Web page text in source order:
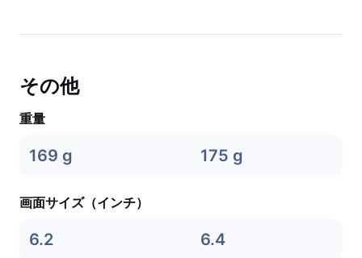
その他
重量
169 g 175 g
画面サイズ（インチ）
6.2 6.4